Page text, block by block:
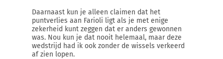
Daarnaast kun je alleen claimen dat het
puntverlies aan Farioli ligt als je met enige
zekerheid kunt zeggen dat er anders gewonnen
was. Nou kun je dat nooit helemaal, maar deze
wedstrijd had ik ook zonder de wissels verkeerd
af zien lopen.